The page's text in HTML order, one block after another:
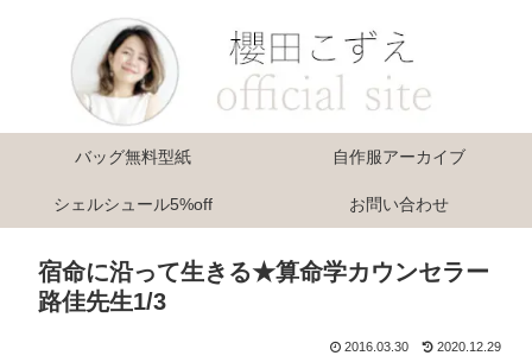
バッグ無料型紙 自作服アーカイブ
シェルシュール5%off お問い合わせ
宿命に沿って生きる★算命学カウンセラー
路佳先生1/3
2016.03.30 2020.12.29